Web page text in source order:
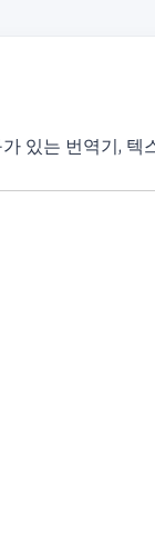
있는 번역기, 텍